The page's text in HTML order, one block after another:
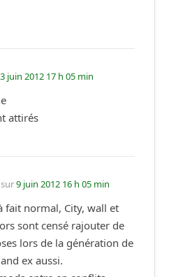
juin 2012 17 h 05 min
attirés
sur9 juin 2012 16 h 05 min
fait normal, City, wall et
sont censé rajouter de
lors de la génération de
ex aussi.